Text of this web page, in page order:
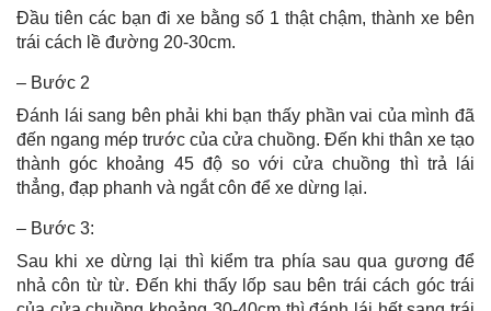
Đầu tiên các bạn đi xe bằng số 1 thật chậm, thành xe bên
trái cách lề đường 20-30cm.
– Bước 2
Đánh lái sang bên phải khi bạn thấy phần vai của mình đã
đến ngang mép trước của cửa chuồng. Đến khi thân xe tạo
thành góc khoảng 45 độ so với cửa chuồng thì trả lái
thẳng, đạp phanh và ngắt côn để xe dừng lại.
– Bước 3:
Sau khi xe dừng lại thì kiểm tra phía sau qua gương để
nhả côn từ từ. Đến khi thấy lốp sau bên trái cách góc trái